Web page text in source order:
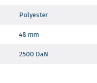
Polyester
48 mm
2500 DaN